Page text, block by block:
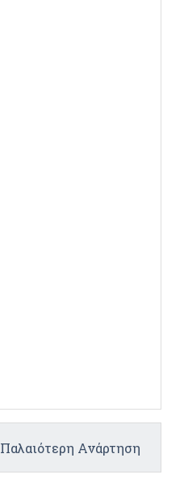
Παλαιότερη Ανάρτηση